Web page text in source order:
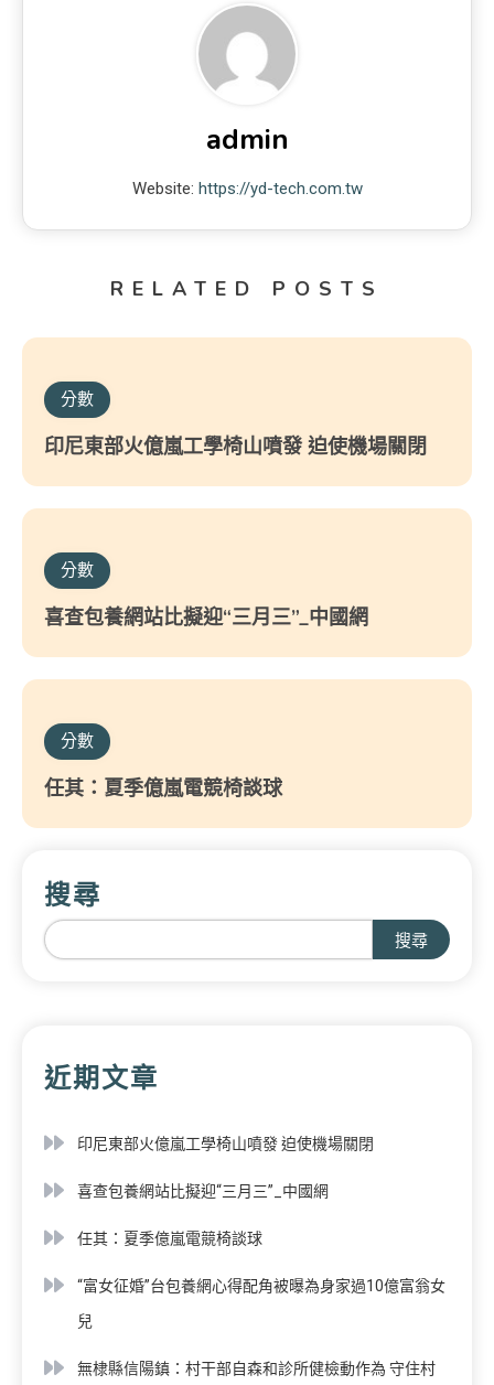
admin
Website: https://yd-tech.com.tw
RELATED POSTS
分數
印尼東部火億嵐工學椅山噴發 迫使機場關閉
分數
喜查包養網站比擬迎“三月三”_中國網
分數
任其：夏季億嵐電競椅談球
搜尋
搜尋
近期文章
印尼東部火億嵐工學椅山噴發 迫使機場關閉
喜查包養網站比擬迎“三月三”_中國網
任其：夏季億嵐電競椅談球
“富女征婚”台包養網心得配角被曝為身家過10億富翁女
兒
無棣縣信陽鎮：村干部自森和診所健檢動作為 守住村